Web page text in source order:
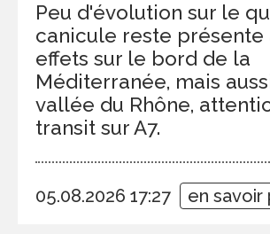
Peu d'évolution sur le
canicule reste présente
effets sur le bord de la
Méditerranée, mais
vallée du Rhône,
transit sur A7.
05.08.2026 17:27 en savoir